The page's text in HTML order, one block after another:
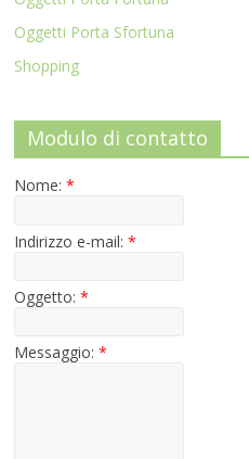
Oggetti Porta Sfortuna
Shopping
Modulo di contatto
Nome:*
Indirizzo e-mail:*
Oggetto:*
Messaggio:*